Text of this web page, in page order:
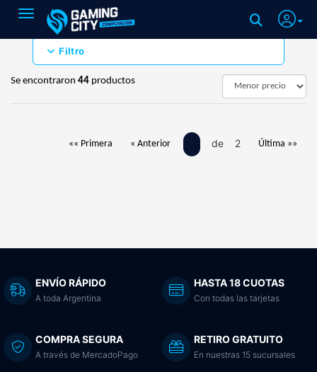
Toggle navigation
Filtro
Se encontraron 44 productos
«« Primera « Anterior de 2 Última »»
ENVÍO RÁPIDO
A toda Argentina
HASTA 18 CUOTAS
Con todas las tarjetas
COMPRA SEGURA
A través de MercadoPago
RETIRO GRATUITO
En nuestras 15 sucursales